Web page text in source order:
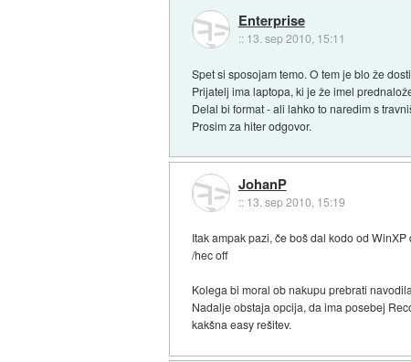
Enterprise
:: 13. sep 2010, 15:11
Spet si sposojam temo. O tem je blo že
Prijatelj ima laptopa, ki je že imel
Delal bi format - ali lahko to naredim s
Prosim za hiter odgovor.
JohanP
:: 13. sep 2010, 15:19
Itak ampak pazi, če boš dal kodo od
/hec off
Kolega bi moral ob nakupu prebrati
Nadalje obstaja opcija, da ima posebej
kakšna easy rešitev.